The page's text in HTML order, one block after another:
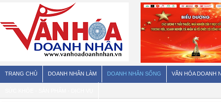
TRANG CHỦ DOANH NHÂN LÀM DOANH NHÂN SỐNG VĂN HÓA DOANH